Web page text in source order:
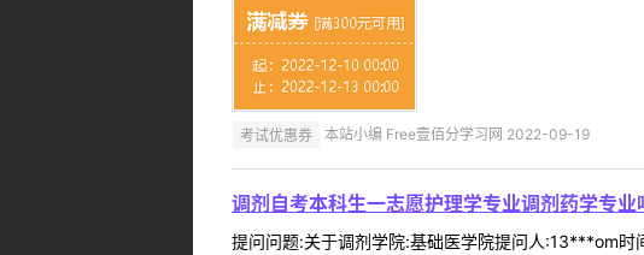
考试优惠券 本站小编 Free壹佰分学习网 2022-09-19
调剂自考本科生一志愿护理学专业调剂药学专业
提问问题:关于调剂学院:基础医学院提问人:13***om